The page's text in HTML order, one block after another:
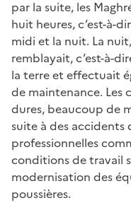
par la suite, les
huit heures, c’est-à-
midi et la nuit. La
remblayait, c’est-à-
la terre et effectuait
de maintenance.
dures, beaucoup de
suite à des accidents
professionnelles
conditions de travail
modernisation des
poussières.